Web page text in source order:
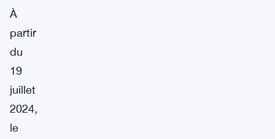
À
partir
du
19
juillet
2024,
le